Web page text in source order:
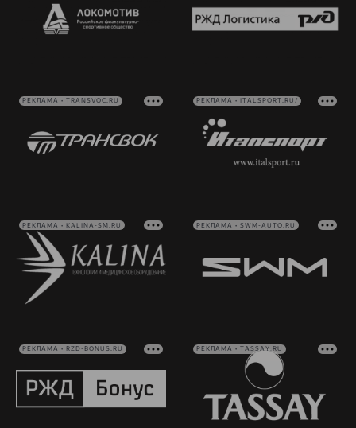
РЕКЛАМА • TRANSVOC.RU РЕКЛАМА • ITALSPORT.RU/
РЕКЛАМА • KALINA-SM.RU РЕКЛАМА • SWM-AUTO.RU
РЕКЛАМА • RZD-BONUS.RU РЕКЛАМА • TASSAY.RU